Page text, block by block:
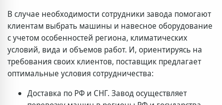
В случае необходимости сотрудники завода помогают
клиентам выбрать машины и навесное оборудование
с учетом особенностей региона, климатических
условий, вида и объемов работ. И, ориентируясь на
требования своих клиентов, поставщик предлагает
оптимальные условия сотрудничества:
Доставка по РФ и СНГ. Завод осуществляет